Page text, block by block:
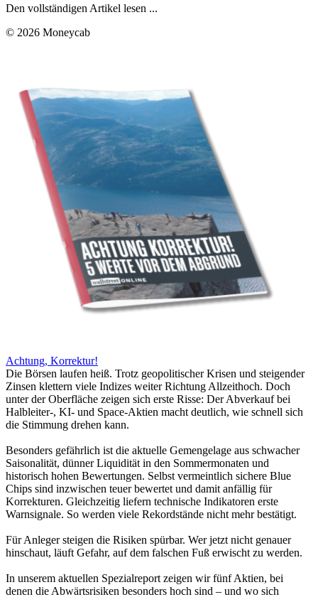
Den vollständigen Artikel lesen ...
© 2026 Moneycab
Achtung, Korrektur!
Die Börsen laufen heiß. Trotz geopolitischer Krisen und steigender
Zinsen klettern viele Indizes weiter Richtung Allzeithoch. Doch
unter der Oberfläche zeigen sich erste Risse: Der Abverkauf bei
Halbleiter-, KI- und Space-Aktien macht deutlich, wie schnell sich
die Stimmung drehen kann.
Besonders gefährlich ist die aktuelle Gemengelage aus schwacher
Saisonalität, dünner Liquidität in den Sommermonaten und
historisch hohen Bewertungen. Selbst vermeintlich sichere Blue
Chips sind inzwischen teuer bewertet und damit anfällig für
Korrekturen. Gleichzeitig liefern technische Indikatoren erste
Warnsignale. So werden viele Rekordstände nicht mehr bestätigt.
Für Anleger steigen die Risiken spürbar. Wer jetzt nicht genauer
hinschaut, läuft Gefahr, auf dem falschen Fuß erwischt zu werden.
In unserem aktuellen Spezialreport zeigen wir fünf Aktien, bei
denen die Abwärtsrisiken besonders hoch sind – und wo sich